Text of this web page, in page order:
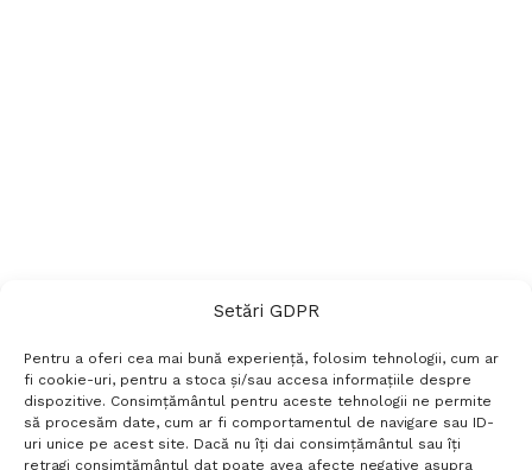
Setări GDPR
Pentru a oferi cea mai bună experiență, folosim tehnologii, cum ar
fi cookie-uri, pentru a stoca și/sau accesa informațiile despre
dispozitive. Consimțământul pentru aceste tehnologii ne permite
să procesăm date, cum ar fi comportamentul de navigare sau ID-
uri unice pe acest site. Dacă nu îți dai consimțământul sau îți
retragi consimțământul dat poate avea afecte negative asupra
Termeni si conditii Politică de confidențialitate